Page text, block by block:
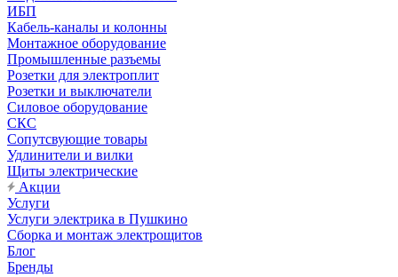
ИБП
Кабель-каналы и колонны
Монтажное оборудование
Промышленные разъемы
Розетки для электроплит
Розетки и выключатели
Силовое оборудование
СКС
Сопутсвующие товары
Удлинители и вилки
Щиты электрические
Акции
Услуги
Услуги электрика в Пушкино
Сборка и монтаж электрощитов
Блог
Бренды